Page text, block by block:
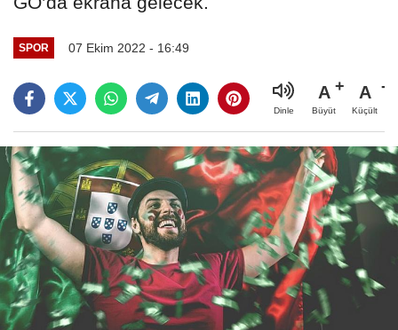
SPOR 07 Ekim 2022 - 16:49
Dinle
A
Büyüt
A
Küçült